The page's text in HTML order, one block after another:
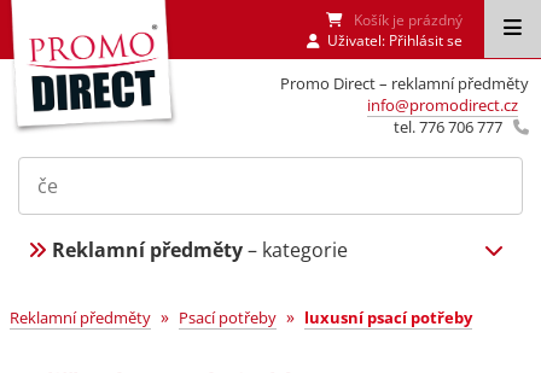
Promo Direct – reklamní předměty
info@promodirect.cz
tel. 776 706 777
Košík je prázdný
Uživatel: Přihlásit se
Reklamní předměty– kategorie
Reklamní předměty » Psací potřeby » luxusní psací potřeby